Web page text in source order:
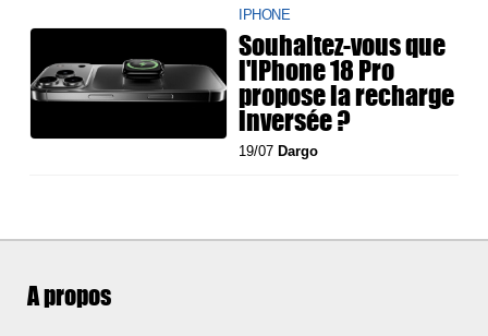
IPHONE
Souhaitez-vous que
l'iPhone 18 Pro
propose la recharge
inversée ?
19/07 Dargo
A propos